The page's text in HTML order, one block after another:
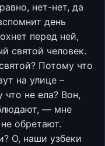
нет-нет, да
день
перед ней,
святой человек.
Потому что
на улице –
не ела? Вон,
— мне
обретают.
О, наши узбеки